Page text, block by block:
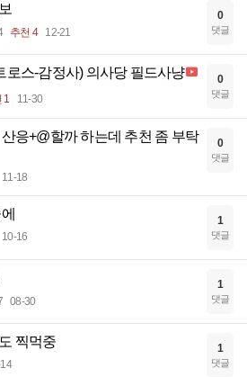
추천 4 12-21
0
댓글
로스-감정사) 의사당 필드사냥
1 11-30
0
댓글
응+@할까 하는데 추천 좀 부탁
11-18
0
댓글
10-16
1
댓글
08-30
1
댓글
찍먹중 1
댓글